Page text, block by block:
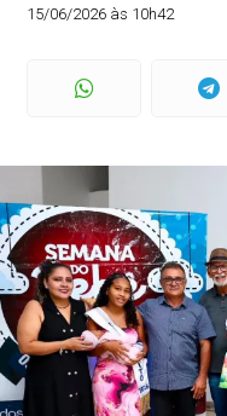
15/06/2026 às 10h42